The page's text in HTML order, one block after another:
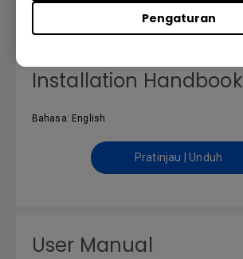
Pengaturan
Installation Handbook
Bahasa: English
Pratinjau | Unduh
User Manual